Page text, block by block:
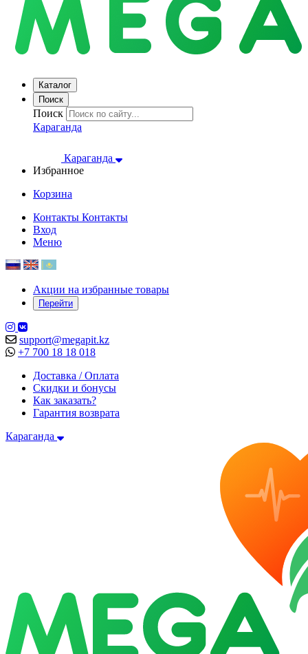
Каталог
Поиск
Поиск
Караганда
Караганда
Избранное
Корзина
Контакты Контакты
Вход
Меню
Акции на избранные товары
Перейти
support@megapit.kz
+7 700 18 18 018
Доставка / Оплата
Скидки и бонусы
Как заказать?
Гарантия возврата
Караганда